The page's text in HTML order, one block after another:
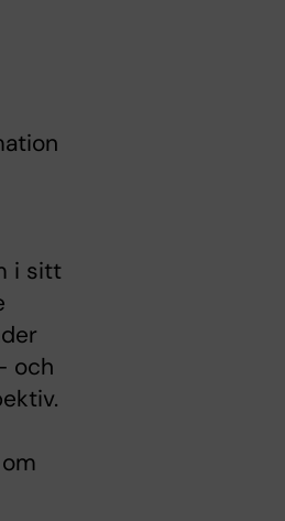
i sitt
och